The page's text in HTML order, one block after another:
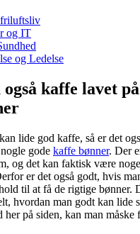
og IT
og Ledelse
kaffe lavet
lide god kaffe, så er det
gode kaffe bønner. Der
og det kan faktisk være
er det også godt, hvis
til at få de rigtige bønner.
hvordan man godt kan lide
her på siden, kan man måske